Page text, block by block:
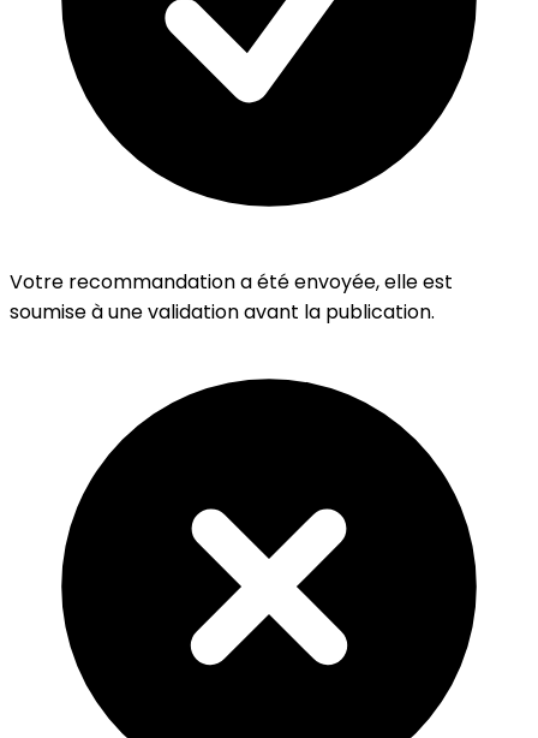
Votre recommandation a été envoyée, elle est
soumise à une validation avant la publication.